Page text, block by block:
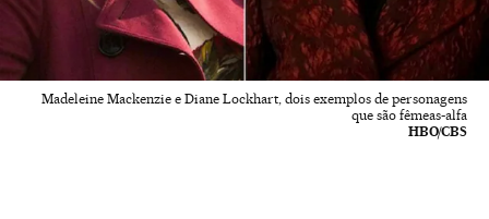
Madeleine Mackenzie e Diane Lockhart, dois exemplos de personagens
que são fêmeas-alfa
HBO/CBS